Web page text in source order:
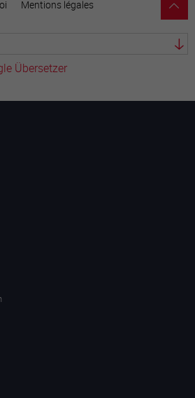
Mentions légales
Übersetzer